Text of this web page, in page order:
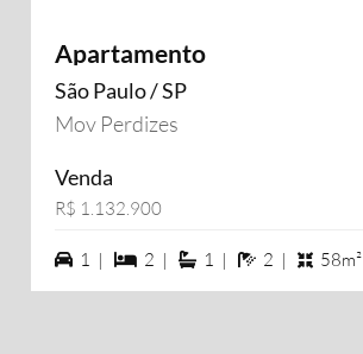
Apartamento
São Paulo / SP
Mov Perdizes
Venda
R$ 1.132.900
1 vagas na garagem
1 | 2 dormiórios
2 | 1 suítes
1 | 2 banheiros
2 | 58m²